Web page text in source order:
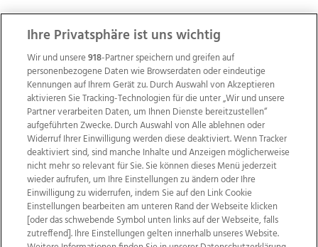
ZUR NACHRICHTENÜBERSICHT
Wir über uns Mediadaten Kontakt
Jobs
Datenschutz
Impressum
AGB Anzeigekunden
Ihre Privatsphäre ist uns wichtig
Wir und unsere918-Partner speichern und greifen auf
personenbezogene Daten wie Browserdaten oder eindeutige
Kennungen auf Ihrem Gerät zu. Durch Auswahl von Akzeptieren
aktivieren Sie Tracking-Technologien für die unter „Wir und unsere
Partner verarbeiten Daten, um Ihnen Dienste bereitzustellen“
aufgeführten Zwecke. Durch Auswahl von Alle ablehnen oder
Widerruf Ihrer Einwilligung werden diese deaktiviert. Wenn Tracker
deaktiviert sind, sind manche Inhalte und Anzeigen möglicherweise
nicht mehr so relevant für Sie. Sie können dieses Menü jederzeit
wieder aufrufen, um Ihre Einstellungen zu ändern oder Ihre
Einwilligung zu widerrufen, indem Sie auf den Link Cookie
Einstellungen bearbeiten am unteren Rand der Webseite klicken
[oder das schwebende Symbol unten links auf der Webseite, falls
zutreffend]. Ihre Einstellungen gelten innerhalb unseres Website.